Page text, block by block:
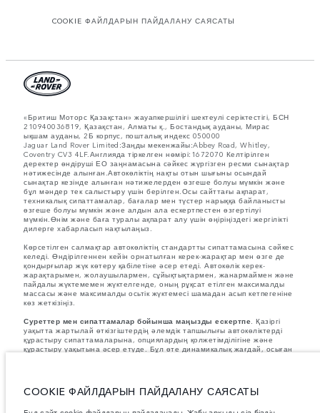
COOKIE ФАЙЛДАРЫН ПАЙДАЛАНУ САЯСАТЫ
«Бритиш Моторс Қазақстан» жауапкершілігі шектеулі серіктестігі, БСН
210940036819, Қазақстан, Алматы қ., Бостандық ауданы, Мирас
ықшам ауданы, 2Б корпус, пошталық индекс 050000
Jaguar Land Rover Limited:Заңды мекенжайы:Abbey Road, Whitley,
Coventry CV3 4LF.Англияда тіркелген нөмірі:1672070 Келтірілген
деректер өндіруші ЕО заңнамасына сәйкес жүргізген ресми сынақтар
нәтижесінде алынған.Автокөліктің нақты отын шығыны осындай
сынақтар кезінде алынған нәтижелерден өзгеше болуы мүмкін және
бұл мәндер тек салыстыру үшін берілген.Осы сайттағы ақпарат,
техникалық сипаттамалар, бағалар мен түстер нарыққа байланысты
өзгеше болуы мүмкін және алдын ала ескертпестен өзгертілуі
мүмкін.Өнім және баға туралы ақпарат алу үшін өңіріңіздегі жергілікті
дилерге хабарласып нақтылаңыз.
Көрсетілген салмақтар автокөліктің стандартты сипаттамасына сәйкес
келеді. Өндірілгеннен кейін орнатылған керек-жарақтар мен өзге де
қондырғылар жүк көтеру қабілетіне әсер етеді. Автокөлік керек-
жарақтарымен, жолаушылармен, сұйықтықтармен, жанармаймен және
пайдалы жүктемемен жүктелгенде, оның рұқсат етілген максималды
массасы және максималды осьтік жүктемесі шамадан асып кетпегеніне
көз жеткізіңіз.
Суреттер мен сипаттамалар бойынша маңызды ескертпе. Қазіргі
уақытта жартылай өткізгіштердің әлемдік тапшылығы автокөліктерді
құрастыру сипаттамаларына, опциялардың қолжетімділігіне және
құрастыру уақытына әсер етуде. Бұл өте динамикалық жағдай, осыған
жасау үшін кез келген ағымдағы шектеулерді растай алатын
сатушымен кеңесіңіз.
COOKIE ФАЙЛДАРЫН ПАЙДАЛАНУ САЯСАТЫ